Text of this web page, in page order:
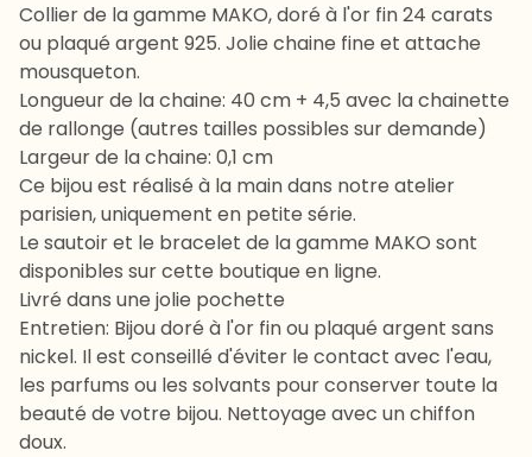
Collier de la gamme MAKO, doré à l'or fin 24 carats
ou plaqué argent 925. Jolie chaine fine et attache
mousqueton.
Longueur de la chaine: 40 cm + 4,5 avec la chainette
de rallonge (autres tailles possibles sur demande)
Largeur de la chaine: 0,1 cm
Ce bijou est réalisé à la main dans notre atelier
parisien, uniquement en petite série.
Le sautoir et le bracelet de la gamme MAKO sont
disponibles sur cette boutique en ligne.
Livré dans une jolie pochette
Entretien: Bijou doré à l'or fin ou plaqué argent sans
nickel. Il est conseillé d'éviter le contact avec l'eau,
les parfums ou les solvants pour conserver toute la
beauté de votre bijou. Nettoyage avec un chiffon
doux.